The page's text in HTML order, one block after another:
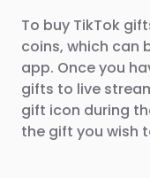
To buy TikTok
coins, which can
app. Once you
gifts to live
gift icon during
the gift you wish